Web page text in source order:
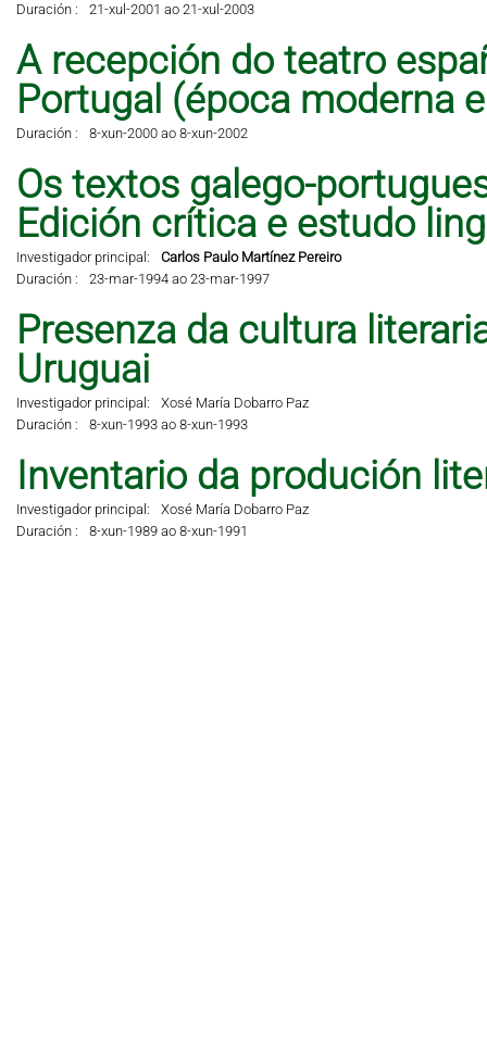
Duración :
21-xul-2001 ao 21-xul-2003
A recepción do teatro
Portugal (época moderna
Duración : 8-xun-2000 ao 8-xun-2002
Os textos galego-
Edición crítica e estudo
Investigador principal:
Carlos Paulo Martínez Pereiro
Duración :
23-mar-1994 ao 23-mar-1997
Presenza da cultura
Uruguai
Investigador principal:
Xosé María Dobarro Paz
Duración :
8-xun-1993 ao 8-xun-1993
Inventario da produción
Investigador principal:
Xosé María Dobarro Paz
Duración :
8-xun-1989 ao 8-xun-1991